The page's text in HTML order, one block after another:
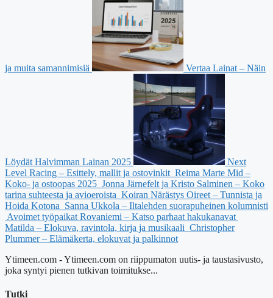
ja muita samannimisiä Vertaa Lainat – Näin
Löydät Halvimman Lainan 2025
Next
Level Racing – Esittely, mallit ja ostovinkit Reima Marte Mid –
Koko- ja ostoopas 2025 Jonna Järnefelt ja Kristo Salminen – Koko
tarina suhteesta ja avioeroista Koiran Närästys Oireet – Tunnista ja
Hoida Kotona Sanna Ukkola – Iltalehden suorapuheinen kolumnisti
Avoimet työpaikat Rovaniemi – Katso parhaat hakukanavat
Matilda – Elokuva, ravintola, kirja ja musikaali Christopher
Plummer – Elämäkerta, elokuvat ja palkinnot
Ytimeen.com - Ytimeen.com on riippumaton uutis- ja taustasivusto,
joka syntyi pienen tutkivan toimitukse...
Tutki